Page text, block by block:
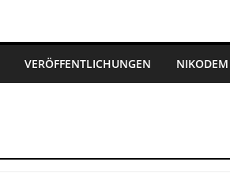
VERÖFFENTLICHUNGEN